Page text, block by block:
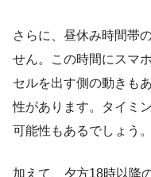
さらに、昼休み時間帯
せん。この時間にスマ
セルを出す側の動きも
性があります。タイミ
可能性もあるでしょう。
加えて、夕方18時以降